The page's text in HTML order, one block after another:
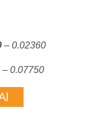
– 0.02360
– 0.07750